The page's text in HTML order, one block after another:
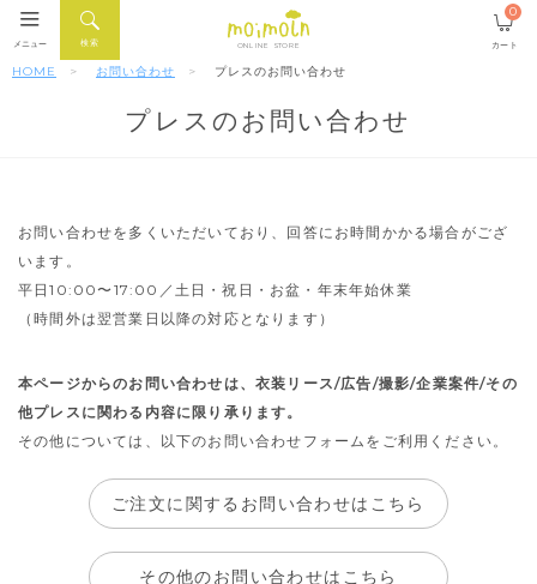
ONLINE STORE
検索
メニュー カート
0
HOME お問い合わせ プレスのお問い合わせ
プレスのお問い合わせ
お問い合わせを多くいただいており、回答にお時間かかる場合がござ
います。
平日10:00〜17:00／土日・祝日・お盆・年末年始休業
（時間外は翌営業日以降の対応となります）
本ページからのお問い合わせは、衣装リース/広告/撮影/企業案件/その
他プレスに関わる内容に限り承ります。
その他については、以下のお問い合わせフォームをご利用ください。
ご注文に関するお問い合わせはこちら
その他のお問い合わせはこちら